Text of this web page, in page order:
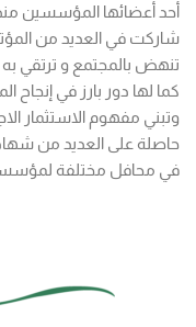
أحد أعضائها المؤسسين منذ
شاركت في العديد من
تنهض بالمجتمع و ترتقي به .
كما لها دور بارز في إنجاح
وتبني مفهوم الاستثمار
حاصلة على العديد من
في محافل مختلفة